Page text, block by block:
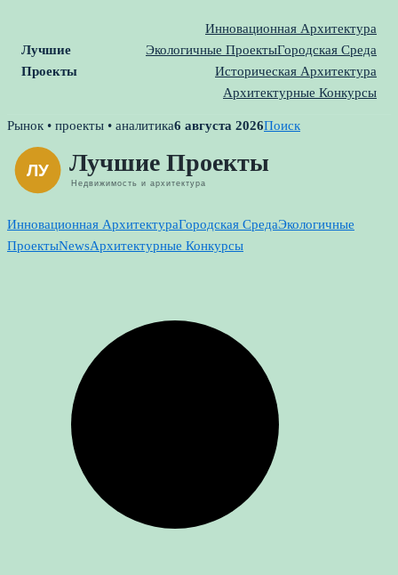
Лучшие
Проекты
Инновационная Архитектура
Экологичные ПроектыГородская Среда
Историческая Архитектура
Архитектурные Конкурсы
Skip
content
Рынок • проекты • аналитика6 августа 2026Поиск
Инновационная АрхитектураГородская СредаЭкологичные
ПроектыNewsАрхитектурные Конкурсы